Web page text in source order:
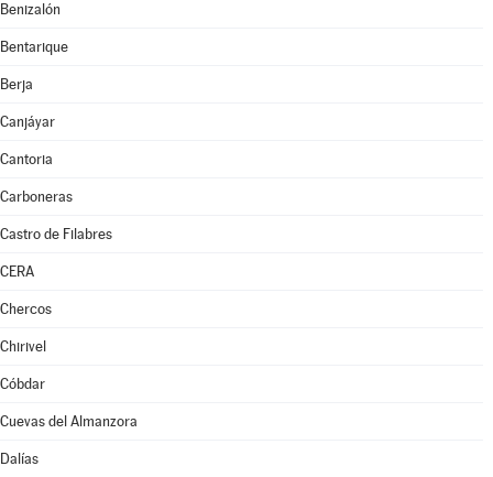
Benizalón
Bentarique
Berja
Canjáyar
Cantoria
Carboneras
Castro de Filabres
CERA
Chercos
Chirivel
Cóbdar
Cuevas del Almanzora
Dalías